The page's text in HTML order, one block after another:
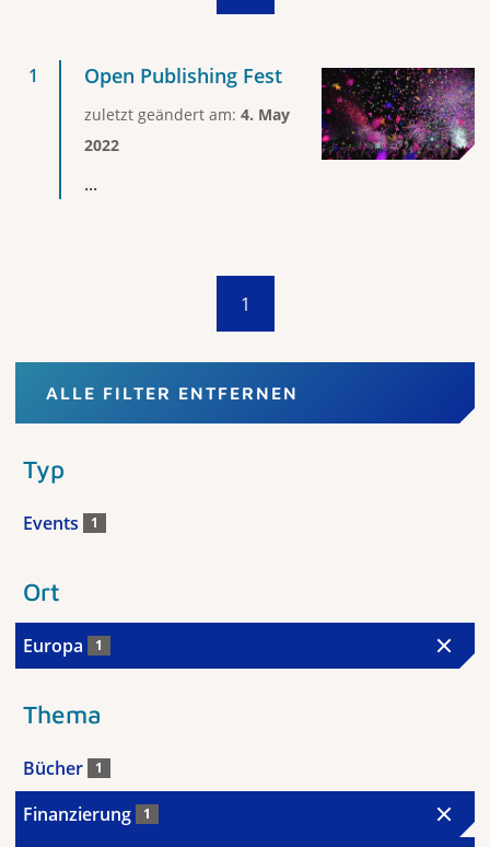
Open Publishing Fest
zuletzt geändert am: 4. May
2022
...
1
ALLE FILTER ENTFERNEN
Typ
Events 1
Ort
Europa 1
Thema
Bücher 1
Finanzierung 1